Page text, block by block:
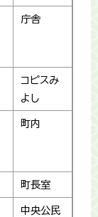
庁舎
コピスみ
よし
町内
町長室
中央公民